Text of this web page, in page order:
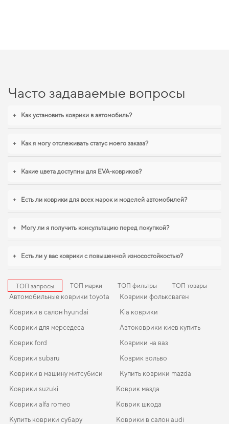
Часто задаваемые вопросы
+ Как установить коврики в автомобиль?
+ Как я могу отслеживать статус моего заказа?
+ Какие цвета доступны для EVA-ковриков?
+ Есть ли коврики для всех марок и моделей автомобилей?
+ Могу ли я получить консультацию перед покупкой?
+ Есть ли у вас коврики с повышенной износостойкостью?
ТОП запросы ТОП марки ТОП фильтры ТОП товары
Автомобильные коврики toyota
Коврики в салон hyundai
Коврики для мерседеса
Коврик ford
Коврики subaru
Коврики в машину митсубиси
Коврики фольксваген
Kia коврики
Автоковрики киев купить
Коврики на ваз
Коврик вольво
Купить коврики mazda
Коврики suzuki
Коврики alfa romeo
Купить коврики субару
Коврик мазда
Коврик шкода
Коврики в салон audi